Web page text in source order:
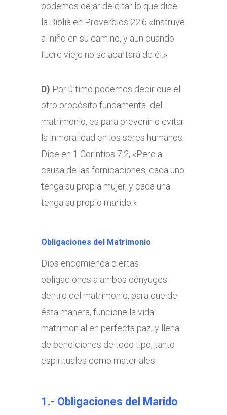
podemos dejar de citar lo que dice
la Biblia en Proverbios 22:6 «Instruye
al niño en su camino, y aun cuando
fuere viejo no se apartará de él.»
D) Por último podemos decir que el
otro propósito fundamental del
matrimonio, es para prevenir o evitar
la inmoralidad en los seres humanos.
Dice en 1 Corintios 7:2, «Pero a
causa de las fornicaciones, cada uno
tenga su propia mujer, y cada una
tenga su propio marido.»
Obligaciones del Matrimonio
Dios encomienda ciertas
obligaciones a ambos cónyuges
dentro del matrimonio, para que de
ésta manera, funcione la vida
matrimonial en perfecta paz, y llena
de bendiciones de todo tipo, tanto
espirituales como materiales.
1.- Obligaciones del Marido